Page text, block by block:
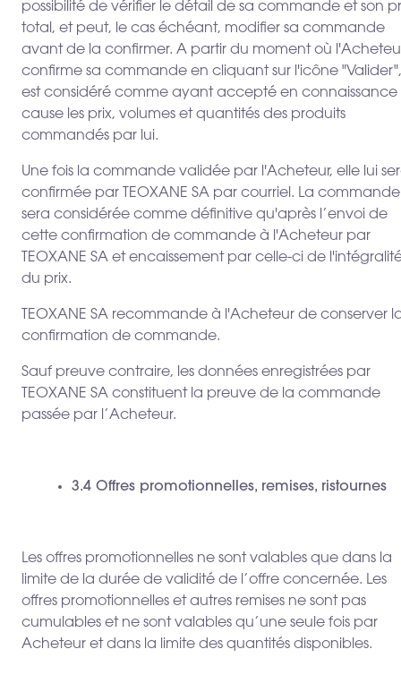
possibilité de vérifier le détail de sa commande et son
total, et peut, le cas échéant, modifier sa commande
avant de la confirmer. A partir du moment où
confirme sa commande en cliquant sur l'icône
est considéré comme ayant accepté en connaissance
cause les prix, volumes et quantités des produits
commandés par lui.
Une fois la commande validée par l'Acheteur, elle lui
confirmée par TEOXANE SA par courriel. La
sera considérée comme définitive qu'après l’envoi de
cette confirmation de commande à l'Acheteur par
TEOXANE SA et encaissement par celle-ci de
du prix.
TEOXANE SA recommande à l'Acheteur de conserver
confirmation de commande.
Sauf preuve contraire, les données enregistrées par
TEOXANE SA constituent la preuve de la commande
passée par l’Acheteur.
3.4 Offres promotionnelles, remises, ristournes
Les offres promotionnelles ne sont valables que dans la
limite de la durée de validité de l’offre concernée. Les
offres promotionnelles et autres remises ne sont pas
cumulables et ne sont valables qu’une seule fois par
Acheteur et dans la limite des quantités disponibles.